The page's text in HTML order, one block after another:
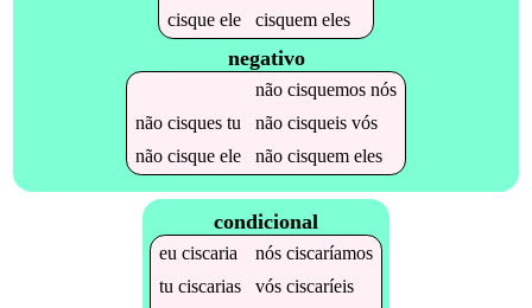
cisqueele cisquemeles
negativo
não cisquemosnós
não cisquestu não cisqueisvós
não cisqueele não cisquemeles
condicional
eu ciscaria nós ciscaríamos
tu ciscarias vós ciscaríeis